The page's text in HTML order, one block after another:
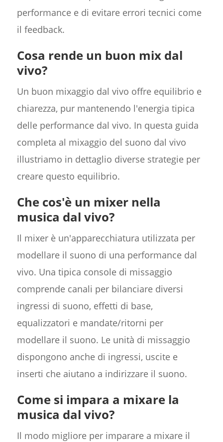
performance e di evitare errori tecnici come
il feedback.
Cosa rende un buon mix dal
vivo?
Un buon mixaggio dal vivo offre equilibrio e
chiarezza, pur mantenendo l'energia tipica
delle performance dal vivo. In questa guida
completa al mixaggio del suono dal vivo
illustriamo in dettaglio diverse strategie per
creare questo equilibrio.
Che cos'è un mixer nella
musica dal vivo?
Il mixer è un'apparecchiatura utilizzata per
modellare il suono di una performance dal
vivo. Una tipica console di missaggio
comprende canali per bilanciare diversi
ingressi di suono, effetti di base,
equalizzatori e mandate/ritorni per
modellare il suono. Le unità di missaggio
dispongono anche di ingressi, uscite e
inserti che aiutano a indirizzare il suono.
Come si impara a mixare la
musica dal vivo?
Il modo migliore per imparare a mixare il